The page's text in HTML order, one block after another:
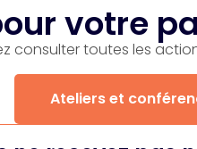
votre
consulter toutes les
Ateliers et